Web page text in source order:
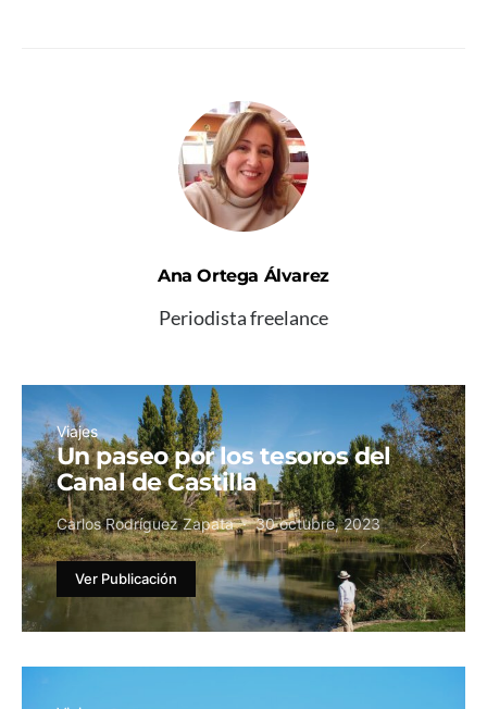
Ana Ortega Álvarez
Periodista freelance
Viajes
Un paseo por los tesoros del
Canal de Castilla
Carlos Rodríguez Zapata 30 octubre, 2023
Ver Publicación